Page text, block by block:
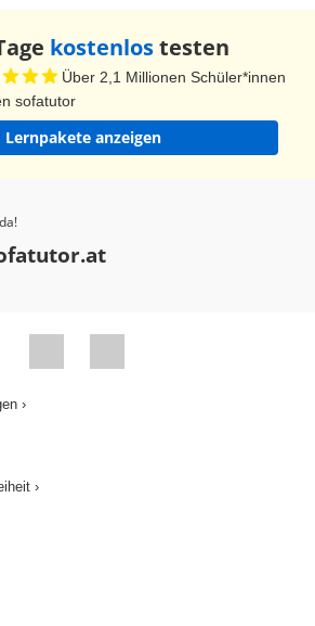
kostenlostesten
Über 2,1 Millionen Schüler*innen
sofatutor
Lernpakete anzeigen
›
›